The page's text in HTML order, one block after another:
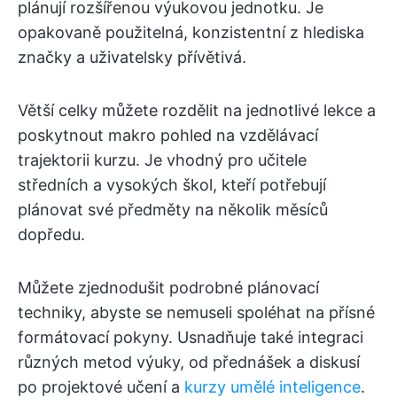
plánují rozšířenou výukovou jednotku. Je
opakovaně použitelná, konzistentní z hlediska
značky a uživatelsky přívětivá.
Větší celky můžete rozdělit na jednotlivé lekce a
poskytnout makro pohled na vzdělávací
trajektorii kurzu. Je vhodný pro učitele
středních a vysokých škol, kteří potřebují
plánovat své předměty na několik měsíců
dopředu.
Můžete zjednodušit podrobné plánovací
techniky, abyste se nemuseli spoléhat na přísné
formátovací pokyny. Usnadňuje také integraci
různých metod výuky, od přednášek a diskusí
po projektové učení a kurzy umělé inteligence.